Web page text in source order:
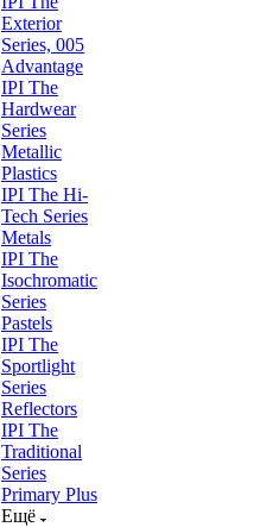
Exterior
Series, 005
Advantage
IPI The
Hardwear
Series
Metallic
Plastics
IPI The Hi-
Tech Series
Metals
IPI The
Isochromatic
Series
Pastels
IPI The
Sportlight
Series
Reflectors
IPI The
Traditional
Series
Primary Plus
Ещё